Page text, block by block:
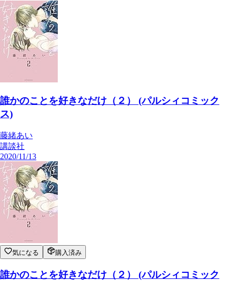
誰かのことを好きなだけ（２） (パルシィコミック
ス)
藤緒あい
講談社
2020/11/13
気になる 購入済み
誰かのことを好きなだけ（２） (パルシィコミック